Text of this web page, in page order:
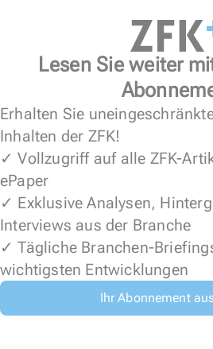
Lesen Sie weiter
Erhalten Sie
Inhalten der ZFK!
✓ Vollzugriff auf alle ZFK-
ePaper
✓ Exklusive Analysen,
Interviews aus der Branche
✓ Tägliche Branchen-
wichtigsten Entwicklungen
Ihr Abonnement